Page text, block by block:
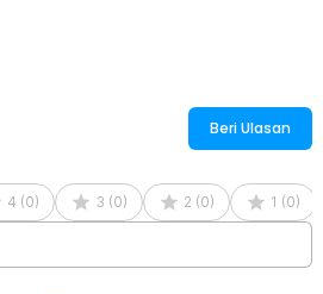
Beri Ulasan
4 (0) 3 (0) 2 (0) 1 (0)